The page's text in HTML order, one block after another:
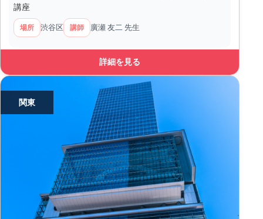
講座
場所 渋谷区 講師 廣瀬 友二 先生
詳細を見る
関東